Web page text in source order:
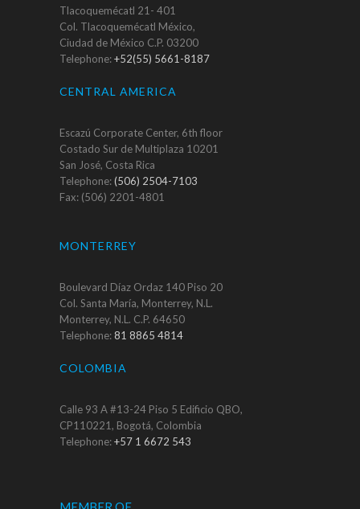
Tlacoquemécatl 21- 401
Col. Tlacoquemécatl México,
Ciudad de México C.P. 03200
Telephone:+52(55) 5661-8187
CENTRAL AMERICA
Escazú Corporate Center, 6th floor
Costado Sur de Multiplaza 10201
San José, Costa Rica
Telephone:(506) 2504-7103
Fax: (506) 2201-4801
MONTERREY
Boulevard Díaz Ordaz 140 Piso 20
Col. Santa María, Monterrey, N.L.
Monterrey, N.L. C.P. 64650
Telephone:81 8865 4814
COLOMBIA
Calle 93 A #13-24 Piso 5 Edificio QBO,
CP110221, Bogotá, Colombia
Telephone:+57 1 6672 543